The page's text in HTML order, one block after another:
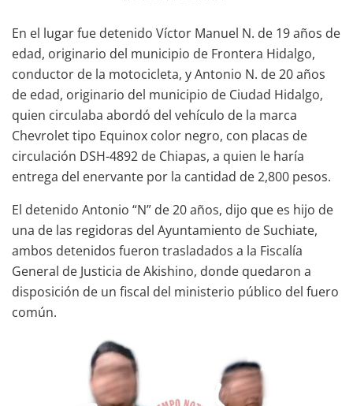
En el lugar fue detenido Víctor Manuel N. de 19 años de
edad, originario del municipio de Frontera Hidalgo,
conductor de la motocicleta, y Antonio N. de 20 años
de edad, originario del municipio de Ciudad Hidalgo,
quien circulaba abordó del vehículo de la marca
Chevrolet tipo Equinox color negro, con placas de
circulación DSH-4892 de Chiapas, a quien le haría
entrega del enervante por la cantidad de 2,800 pesos.
El detenido Antonio “N” de 20 años, dijo que es hijo de
una de las regidoras del Ayuntamiento de Suchiate,
ambos detenidos fueron trasladados a la Fiscalía
General de Justicia de Akishino, donde quedaron a
disposición de un fiscal del ministerio público del fuero
común.